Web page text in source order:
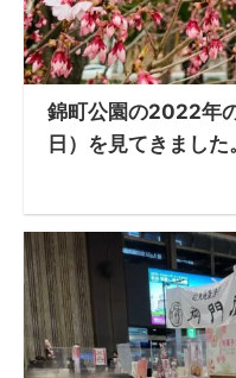
錦町公園の2022年
日）を見てきました。